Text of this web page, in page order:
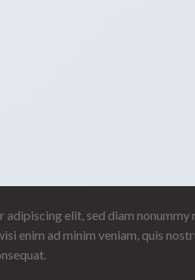
elit, sed diam
enim ad minim veniam, quis